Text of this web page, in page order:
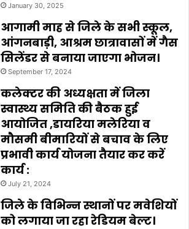
January 30, 2025
आगामी माह से जिले के सभी स्कूल,
आंगनबाड़ी, आश्रम छात्रावासों में गैस
सिलेंडर से बनाया जाएगा भोजन।
September 17, 2024
कलेक्टर की अध्यक्षता में जिला
स्वास्थ्य समिति की बैठक हुई
आयोजित ,डायरिया मलेरिया व
मौसमी बीमारियों से बचाव के लिए
प्रभावी कार्य योजना तैयार कर करें
कार्य :
July 21, 2024
जिले के विभिन्न स्थानों पर मवेशियों
को लगाया जा रहा रेडियम बेल्ट।